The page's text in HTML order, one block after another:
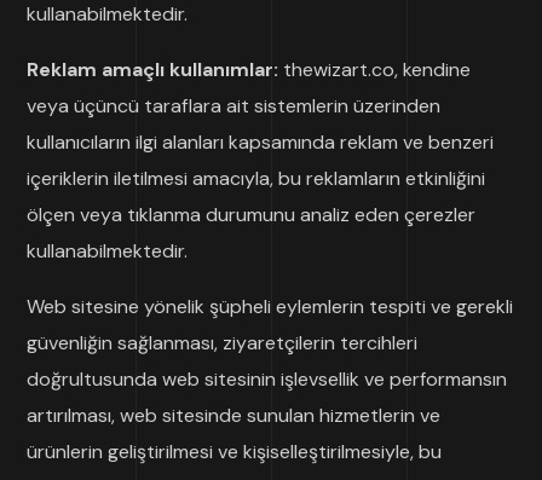
kullanabilmektedir.
Reklam amaçlı kullanımlar: thewizart.co, kendine
veya üçüncü taraflara ait sistemlerin üzerinden
kullanıcıların ilgi alanları kapsamında reklam ve benzeri
içeriklerin iletilmesi amacıyla, bu reklamların etkinliğini
ölçen veya tıklanma durumunu analiz eden çerezler
kullanabilmektedir.
Web sitesine yönelik şüpheli eylemlerin tespiti ve gerekli
güvenliğin sağlanması, ziyaretçilerin tercihleri
doğrultusunda web sitesinin işlevsellik ve performansın
artırılması, web sitesinde sunulan hizmetlerin ve
ürünlerin geliştirilmesi ve kişiselleştirilmesiyle, bu